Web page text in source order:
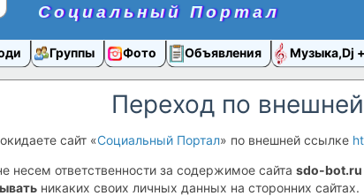
Социальный Портал
Группы Фото Объявления Музыка,Dj
Переход по
сайт «Социальный Портал» по внешней ссылке
несем ответственности за содержимое сайта sdo-bot.ru
никаких своих личных данных на сторонних сайтах.